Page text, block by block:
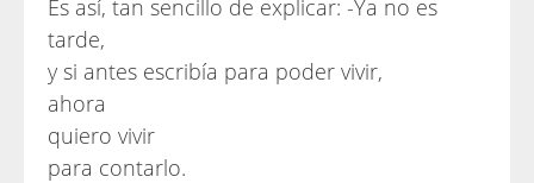
Es así, tan sencillo de explicar: -Ya no es
tarde,
y si antes escribía para poder vivir,
ahora
quiero vivir
para contarlo.